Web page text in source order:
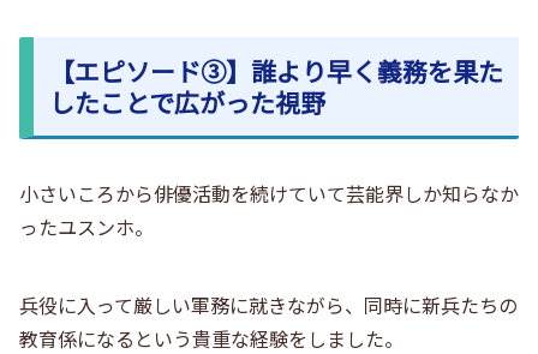
【エピソード③】誰より早く義務を果た
したことで広がった視野
小さいころから俳優活動を続けていて芸能界しか知らなか
ったユスンホ。
兵役に入って厳しい軍務に就きながら、同時に新兵たちの
教育係になるという貴重な経験をしました。